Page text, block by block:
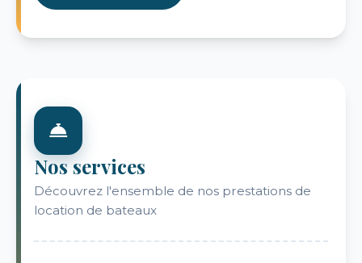
Nos services
Découvrez l'ensemble de nos prestations de
location de bateaux